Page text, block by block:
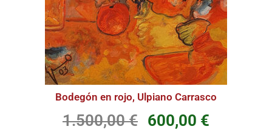
Bodegón en rojo, Ulpiano Carrasco
1.500,00€ 600,00 €